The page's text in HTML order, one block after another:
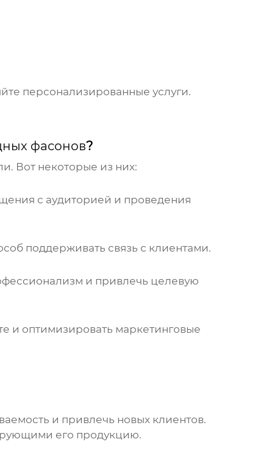
персонализированные услуги.
фасонов?
Вот некоторые из них:
с аудиторией и проведения
поддерживать связь с клиентами.
и привлечь целевую
и оптимизировать маркетинговые
и привлечь новых клиентов.
его продукцию.